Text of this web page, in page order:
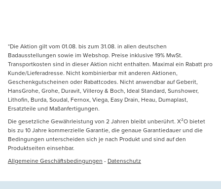
*Die Aktion gilt vom 01.08. bis zum 31.08. in allen deutschen
Badausstellungen sowie im Webshop. Preise inklusive 19% MwSt.
Transportkosten sind in dieser Aktion nicht enthalten. Maximal ein Rabatt pro
Kunde/Lieferadresse. Nicht kombinierbar mit anderen Aktionen,
Geschenkgutscheinen oder Rabattcodes. Nicht anwendbar auf Geberit,
HansGrohe, Grohe, Duravit, Villeroy & Boch, Ideal Standard, Sunshower,
Lithofin, Burda, Soudal, Fernox, Viega, Easy Drain, Heau, Dumaplast,
Ersatzteile und Maßanfertigungen.
Die gesetzliche Gewährleistung von 2 Jahren bleibt unberührt. X²O bietet
bis zu 10 Jahre kommerzielle Garantie, die genaue Garantiedauer und die
Bedingungen unterscheiden sich je nach Produkt und sind auf den
Produktseiten einsehbar.
Allgemeine Geschäftsbedingungen - Datenschutz